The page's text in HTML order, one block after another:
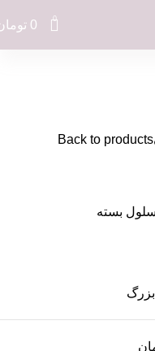
0
0
Back to products